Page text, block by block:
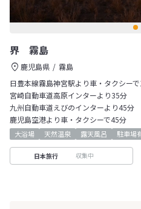
界 霧島
鹿児島県
霧島
日豊本線霧島神宮駅より車・タクシー
宮崎自動車道高原インターより35分
九州自動車道えびのインターより45分
鹿児島空港より車・タクシーで45分
大浴場 天然温泉 露天風呂 駐車場
日本旅行 収集中